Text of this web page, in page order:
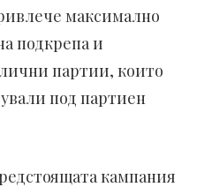
максимално
подкрепа и
партии, които
под партиен
кампания